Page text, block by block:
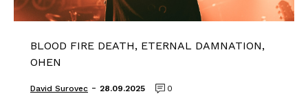
BLOOD FIRE DEATH, ETERNAL DAMNATION,
OHEN
David Surovec - 28.09.2025 0